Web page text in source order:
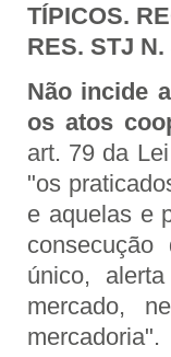
TÍPICOS.
RES. STJ N.
Não incide
os atos
art. 79 da
"os
e aquelas e
único,
mercado,